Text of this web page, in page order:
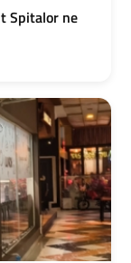
Spitalor ne